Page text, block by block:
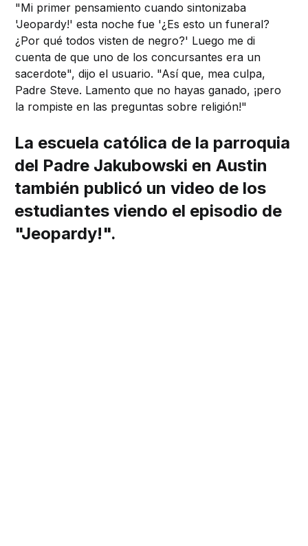
"Mi primer pensamiento cuando sintonizaba
'Jeopardy!' esta noche fue '¿Es esto un funeral?
¿Por qué todos visten de negro?' Luego me di
cuenta de que uno de los concursantes era un
sacerdote", dijo el usuario. "Así que, mea culpa,
Padre Steve. Lamento que no hayas ganado, ¡pero
la rompiste en las preguntas sobre religión!"
La escuela católica de la parroquia
del Padre Jakubowski en Austin
también publicó un video de los
estudiantes viendo el episodio de
"Jeopardy!".